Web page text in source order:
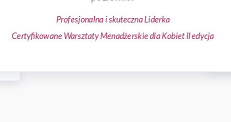
Profesjonalna i skuteczna Liderka
Certyfikowane Warsztaty Menadżerskie dla Kobiet II edycja